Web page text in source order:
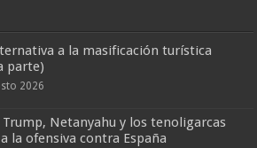
a la masificación turística
parte)
2026
Trump, Netanyahu y los tenoligarcas
la ofensiva contra España